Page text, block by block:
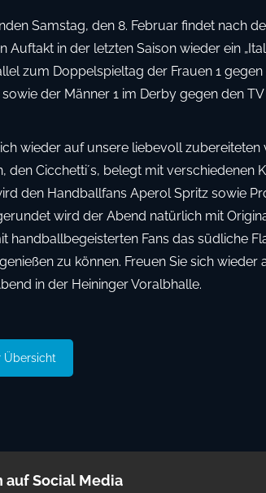
Samstag, den 8. Februar findet nach
Auftakt in der letzten Saison wieder ein
zum Doppelspieltag der Frauen 1 gegen
der Männer 1 im Derby gegen den
wieder auf unsere liebevoll zubereiteten
den Cicchetti´s, belegt mit verschiedenen
den Handballfans Aperol Spritz sowie
wird der Abend natürlich mit
handballbegeisterten Fans das südliche
zu können. Freuen Sie sich wieder
in der Heininger Voralbhalle.
Übersicht
auf Social Media